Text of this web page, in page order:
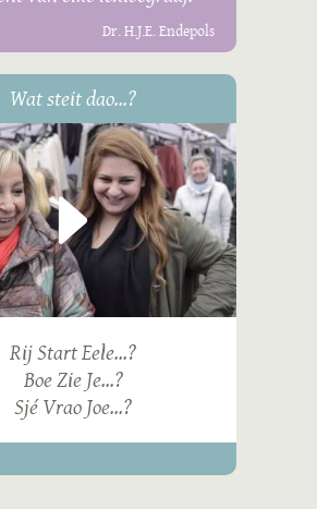
Dr. H.J.E. Endepols
Wat steit dao...?
Rij Start Eele...?
Boe Zie Je...?
Sjé Vrao Joe...?